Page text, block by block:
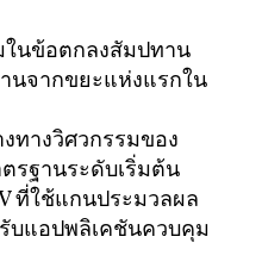
ในข้อตกลงสัมปทาน
นจากขยะแห่งแรกใน
ทางวิศวกรรมของ
รฐานระดับเริ่มต้น
ที่ใช้แกนประมวลผล
บแอปพลิเคชันควบคุม